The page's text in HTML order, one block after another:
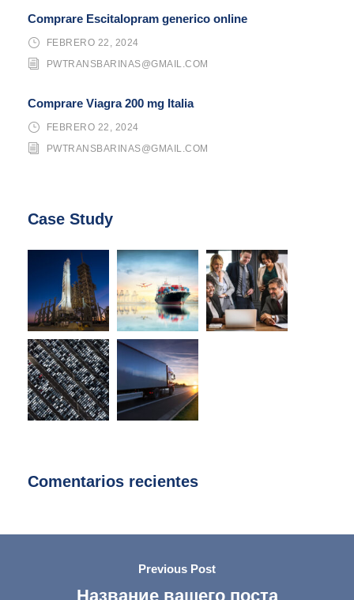
Comprare Escitalopram generico online
FEBRERO 22, 2024
PWTRANSBARINAS@GMAIL.COM
Comprare Viagra 200 mg Italia
FEBRERO 22, 2024
PWTRANSBARINAS@GMAIL.COM
Case Study
Comentarios recientes
Previous Post
Название вашего поста